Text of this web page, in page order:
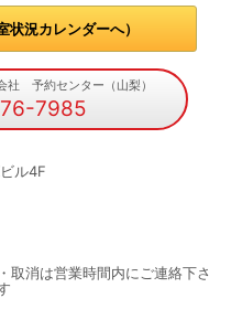
況カレンダーへ）
社 予約センター（山梨）
7985
ル4F
消は営業時間内にご連絡下さ